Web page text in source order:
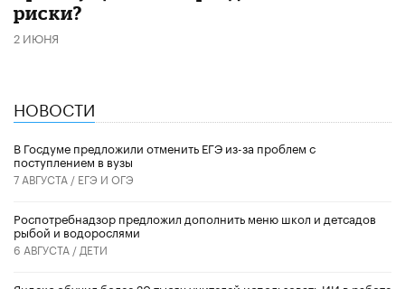
риски?
2 ИЮНЯ
НОВОСТИ
В Госдуме предложили отменить ЕГЭ из-за проблем с
поступлением в вузы
7 АВГУСТА / ЕГЭ И ОГЭ
Роспотребнадзор предложил дополнить меню школ и детсадов
рыбой и водорослями
6 АВГУСТА / ДЕТИ